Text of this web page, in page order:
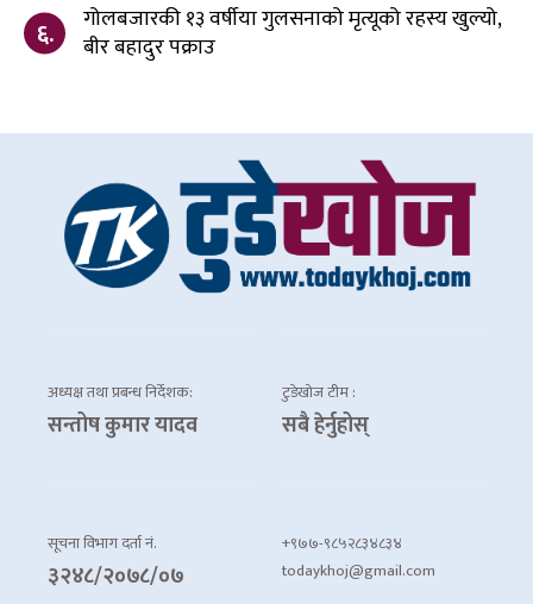
६.
गोलबजारकी १३ वर्षीया गुलसनाको मृत्यूको रहस्य खुल्यो,
बीर बहादुर पक्राउ
अध्यक्ष तथा प्रबन्ध निर्देशक:
सन्तोष कुमार यादव
टुडेखोज टीम :
सबै हेर्नुहोस्
सूचना विभाग दर्ता नं.
३२४८/२०७८/०७
+९७७-९८५२८३४८३४
todaykhoj@gmail.com